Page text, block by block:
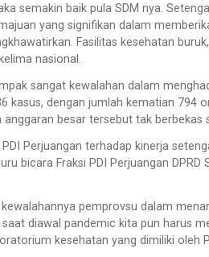
semakin baik pula SDM nya.
yang signifikan dalam
Fasilitas kesehatan
nasional.
sangat kewalahan dalam
kasus, dengan jumlah kematian 794
anggaran besar tersebut tak berbekas
Perjuangan terhadap kinerja
bicara Fraksi PDI Perjuangan
pemprovsu dalam
diawal pandemic kita pun harus
kesehatan yang dimiliki oleh